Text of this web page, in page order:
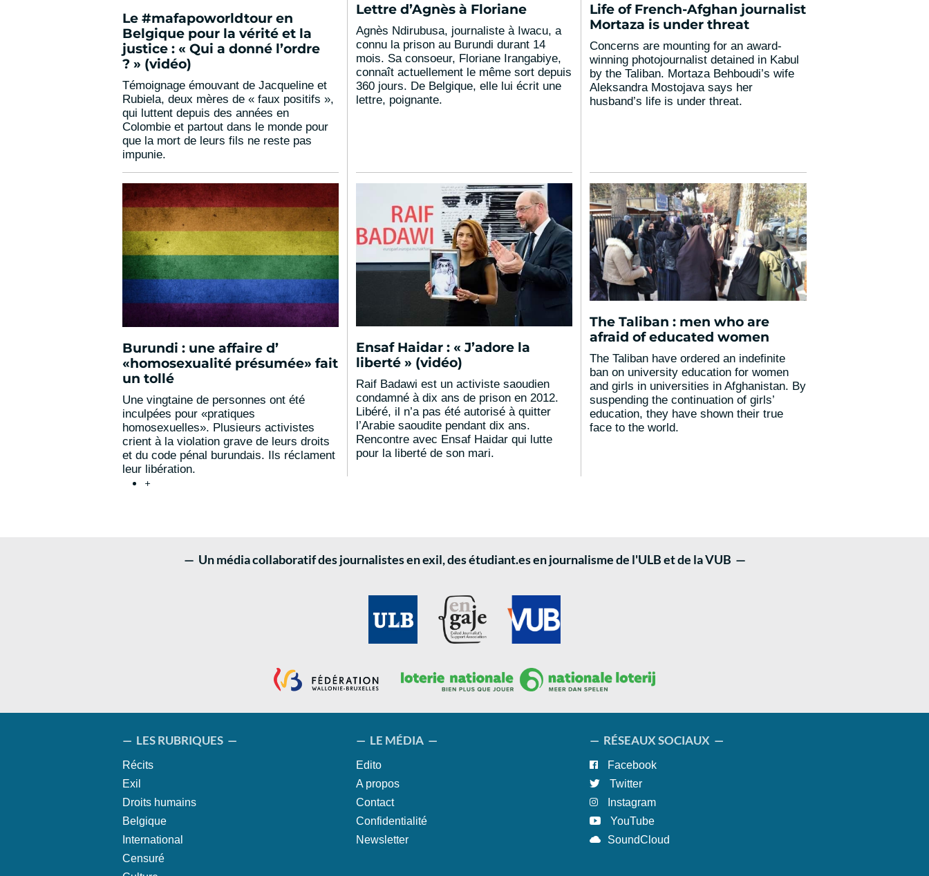
Le #mafapoworldtour en
Belgique pour la vérité et la
justice : « Qui a donné l’ordre
? » (vidéo)
Témoignage émouvant de Jacqueline et
Rubiela, deux mères de « faux positifs »,
qui luttent depuis des années en
Colombie et partout dans le monde pour
que la mort de leurs fils ne reste pas
impunie.
Lettre d’Agnès à Floriane
Agnès Ndirubusa, journaliste à Iwacu, a
connu la prison au Burundi durant 14
mois. Sa consoeur, Floriane Irangabiye,
connaît actuellement le même sort depuis
360 jours. De Belgique, elle lui écrit une
lettre, poignante.
Life of French-Afghan journalist
Mortaza is under threat
Concerns are mounting for an award-
winning photojournalist detained in Kabul
by the Taliban. Mortaza Behboudi’s wife
Aleksandra Mostojava says her
husband’s life is under threat.
Burundi : une affaire d’
«homosexualité présumée» fait
un tollé
Une vingtaine de personnes ont été
inculpées pour «pratiques
homosexuelles». Plusieurs activistes
crient à la violation grave de leurs droits
et du code pénal burundais. Ils réclament
leur libération.
Ensaf Haidar : « J’adore la
liberté » (vidéo)
Raif Badawi est un activiste saoudien
condamné à dix ans de prison en 2012.
Libéré, il n’a pas été autorisé à quitter
l’Arabie saoudite pendant dix ans.
Rencontre avec Ensaf Haidar qui lutte
pour la liberté de son mari.
The Taliban : men who are
afraid of educated women
The Taliban have ordered an indefinite
ban on university education for women
and girls in universities in Afghanistan. By
suspending the continuation of girls’
education, they have shown their true
face to the world.
+
— Un média collaboratif des journalistes en exil, des étudiant.es en journalisme de l'ULB et de la VUB —
— LES RUBRIQUES —
Récits
Exil
Droits humains
Belgique
International
Censuré
— LE MÉDIA —
Edito
A propos
Contact
Confidentialité
Newsletter
— RÉSEAUX SOCIAUX —
Facebook
Twitter
Instagram
YouTube
SoundCloud